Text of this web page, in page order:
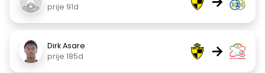
prije 91d
Dirk Asare
prije 185d
→